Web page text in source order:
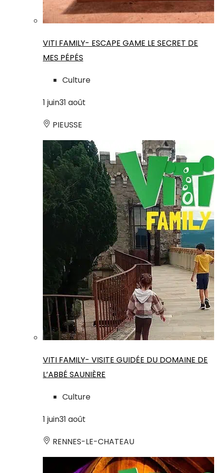
VITI FAMILY- ESCAPE GAME LE SECRET DE
MES PÉPÉS
Culture
1 juin31 août
PIEUSSE
VITI FAMILY- VISITE GUIDÉE DU DOMAINE DE
L’ABBÉ SAUNIÈRE
Culture
1 juin31 août
RENNES-LE-CHATEAU